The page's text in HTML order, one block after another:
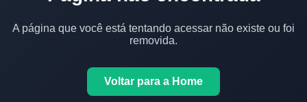
A página que você está tentando acessar não existe ou foi
removida.
Voltar para a Home